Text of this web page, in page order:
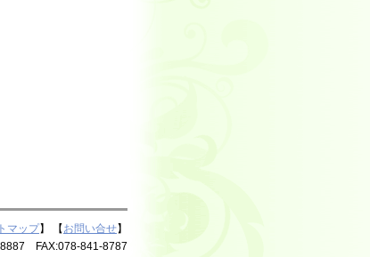
マップ】 【 お問い合せ】
FAX:078-841-8787